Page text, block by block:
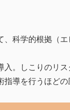
科学的根拠（
。しこりのリ
導を行うほど